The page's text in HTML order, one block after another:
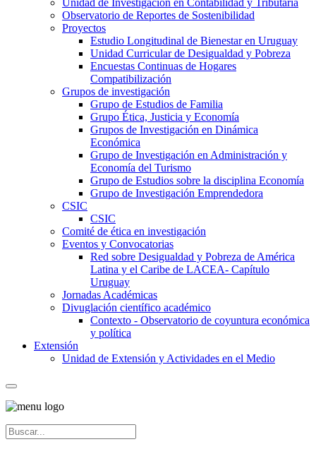
Unidad de Investigación en Contabilidad y Tributaria
Observatorio de Reportes de Sostenibilidad
Proyectos
Estudio Longitudinal de Bienestar en Uruguay
Unidad Curricular de Desigualdad y Pobreza
Encuestas Continuas de Hogares
Compatibilización
Grupos de investigación
Grupo de Estudios de Familia
Grupo Ética, Justicia y Economía
Grupos de Investigación en Dinámica
Económica
Grupo de Investigación en Administración y
Economía del Turismo
Grupo de Estudios sobre la disciplina Economía
Grupo de Investigación Emprendedora
CSIC
CSIC
Comité de ética en investigación
Eventos y Convocatorias
Red sobre Desigualdad y Pobreza de América
Latina y el Caribe de LACEA- Capítulo
Uruguay
Jornadas Académicas
Divuglación científico académico
Contexto - Observatorio de coyuntura económica
y política
Extensión
Unidad de Extensión y Actividades en el Medio